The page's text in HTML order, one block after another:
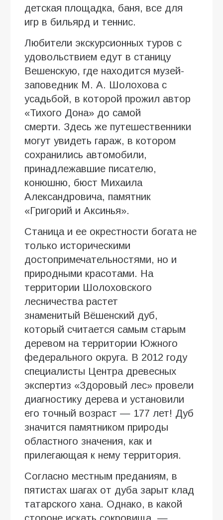
детская площадка, баня, все для
игр в бильярд и теннис.
Любители экскурсионных туров с
удовольствием едут в станицу
Вешенскую, где находится музей-
заповедник М. А. Шолохова с
усадьбой, в которой прожил автор
«Тихого Дона» до самой
смерти. Здесь же путешественники
могут увидеть гараж, в котором
сохранились автомобили,
принадлежавшие писателю,
конюшню, бюст Михаила
Александровича, памятник
«Григорий и Аксинья».
Станица и ее окрестности богата не
только историческими
достопримечательностями, но и
природными красотами. На
территории Шолоховского
лесничества растет
знаменитый Вёшенский дуб,
который считается самым старым
деревом на территории Южного
федерального округа. В 2012 году
специалисты Центра древесных
экспертиз «Здоровый лес» провели
диагностику дерева и установили
его точный возраст — 177 лет! Дуб
значится памятником природы
областного значения, как и
прилегающая к нему территория.
Согласно местным преданиям, в
пятистах шагах от дуба зарыт клад
татарского хана. Однако, в какой